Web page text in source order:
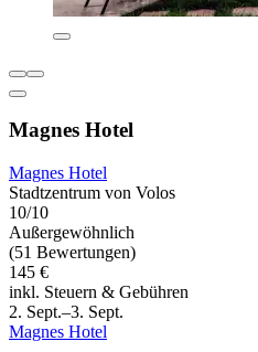
Magnes Hotel
Magnes Hotel
Stadtzentrum von Volos
10/10
Außergewöhnlich
(51 Bewertungen)
145 €
inkl. Steuern & Gebühren
2. Sept.–3. Sept.
Magnes Hotel